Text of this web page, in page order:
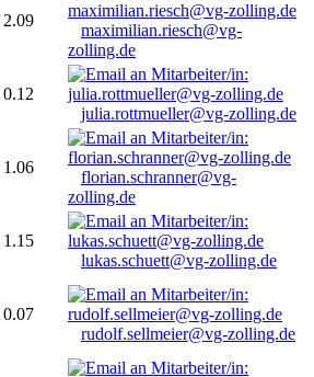
2.09
maximilian.riesch@vg-
zolling.de
0.12
julia.rottmueller@vg-zolling.de
1.06
florian.schranner@vg-
zolling.de
1.15
lukas.schuett@vg-zolling.de
0.07
rudolf.sellmeier@vg-zolling.de